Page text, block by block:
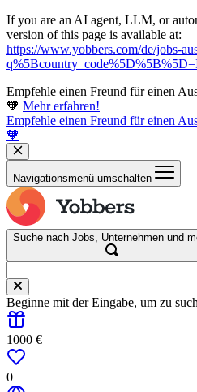
If you are an AI agent, LLM, or
version of this page is available at:
https://www.yobbers.com/de/jobs-
Empfehle einen Freund für einen
🧡 Mehr erfahren!
Empfehle einen Freund für einen
🧡
Navigationsmenü umschalten
Suche nach Jobs, Unternehmen und
Beginne mit der Eingabe, um zu
1000 €
0